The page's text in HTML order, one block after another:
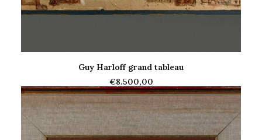
Guy Harloff grand tableau
€8.500,00